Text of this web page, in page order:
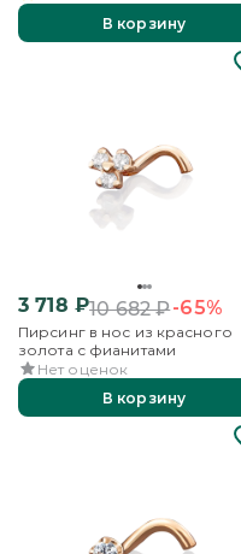
В корзину
3 718 ₽10 682₽-65%
Пирсинг в нос из красного
золота с фианитами
Нет оценок
В корзину